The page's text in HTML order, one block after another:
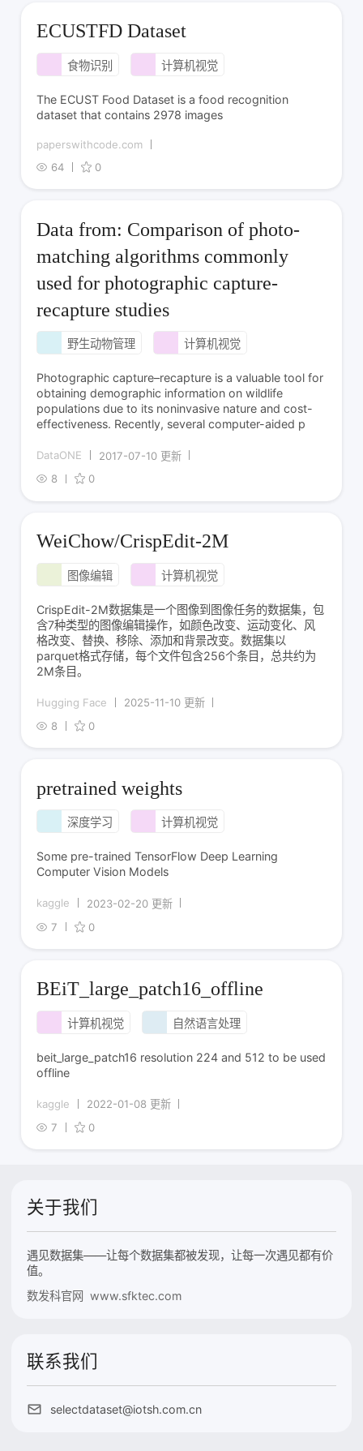
ECUSTFD Dataset
食物识别 计算机视觉
The ECUST Food Dataset is a food recognition
dataset that contains 2978 images
paperswithcode.com
64
0
Data from: Comparison of photo-
matching algorithms commonly
used for photographic capture-
recapture studies
野生动物管理 计算机视觉
Photographic capture–recapture is a valuable tool for
obtaining demographic information on wildlife
populations due to its noninvasive nature and cost-
effectiveness. Recently, several computer-aided p
DataONE
2017-07-10 更新
8
0
WeiChow/CrispEdit-2M
图像编辑 计算机视觉
CrispEdit-2M数据集是一个图像到图像任务的数据集，包
含7种类型的图像编辑操作，如颜色改变、运动变化、风
格改变、替换、移除、添加和背景改变。数据集以
parquet格式存储，每个文件包含256个条目，总共约为
2M条目。
Hugging Face
2025-11-10 更新
8
0
pretrained weights
深度学习 计算机视觉
Some pre-trained TensorFlow Deep Learning
Computer Vision Models
kaggle
2023-02-20 更新
7
0
BEiT_large_patch16_offline
计算机视觉 自然语言处理
beit_large_patch16 resolution 224 and 512 to be used
offline
kaggle
2022-01-08 更新
7
0
关于我们
遇见数据集——让每个数据集都被发现，让每一次遇见都有价
值。
数发科官网 www.sfktec.com
联系我们
selectdataset@iotsh.com.cn